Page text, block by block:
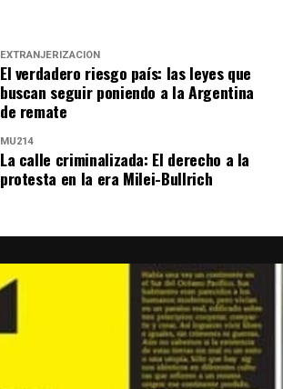
EXTRANJERIZACIÓN
El verdadero riesgo país: las leyes que
buscan seguir poniendo a la Argentina
de remate
MU214
La calle criminalizada: El derecho a la
protesta en la era Milei-Bullrich